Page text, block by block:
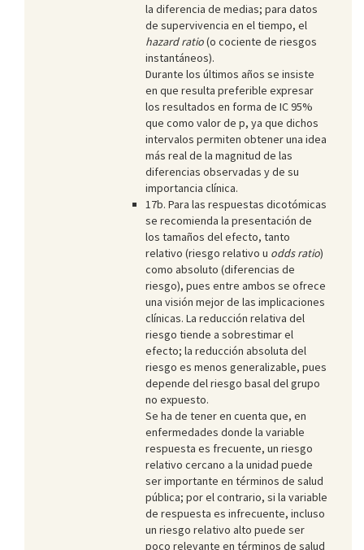
la diferencia de medias; para datos
de supervivencia en el tiempo, el
hazard ratio(o cociente de riesgos
instantáneos).
Durante los últimos años se insiste
en que resulta preferible expresar
los resultados en forma de IC 95%
que como valor de p, ya que dichos
intervalos permiten obtener una idea
más real de la magnitud de las
diferencias observadas y de su
importancia clínica.
17b. Para las respuestas dicotómicas
se recomienda la presentación de
los tamaños del efecto, tanto
relativo (riesgo relativo u odds ratio)
como absoluto (diferencias de
riesgo), pues entre ambos se ofrece
una visión mejor de las implicaciones
clínicas. La reducción relativa del
riesgo tiende a sobrestimar el
efecto; la reducción absoluta del
riesgo es menos generalizable, pues
depende del riesgo basal del grupo
no expuesto.
Se ha de tener en cuenta que, en
enfermedades donde la variable
respuesta es frecuente, un riesgo
relativo cercano a la unidad puede
ser importante en términos de salud
pública; por el contrario, si la variable
de respuesta es infrecuente, incluso
un riesgo relativo alto puede ser
poco relevante en términos de salud